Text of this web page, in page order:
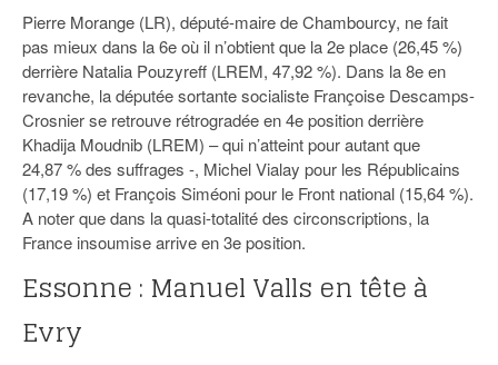
Pierre Morange (LR), député-maire de Chambourcy, ne fait
pas mieux dans la 6e où il n’obtient que la 2e place (26,45 %)
derrière Natalia Pouzyreff (LREM, 47,92 %). Dans la 8e en
revanche, la députée sortante socialiste Françoise Descamps-
Crosnier se retrouve rétrogradée en 4e position derrière
Khadija Moudnib (LREM) – qui n’atteint pour autant que
24,87 % des suffrages -, Michel Vialay pour les Républicains
(17,19 %) et François Siméoni pour le Front national (15,64 %).
A noter que dans la quasi-totalité des circonscriptions, la
France insoumise arrive en 3e position.
Essonne : Manuel Valls en tête à
Evry